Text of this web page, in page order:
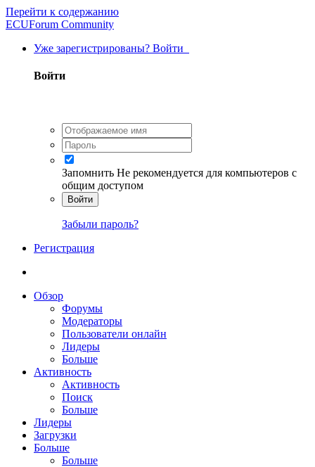
Перейти к содержанию
ECUForum Community
Уже зарегистрированы? Войти
Войти
Запомнить Не рекомендуется для компьютеров с
общим доступом
Войти
Забыли пароль?
Регистрация
Обзор
Форумы
Модераторы
Пользователи онлайн
Лидеры
Больше
Активность
Активность
Поиск
Больше
Лидеры
Загрузки
Больше
Больше